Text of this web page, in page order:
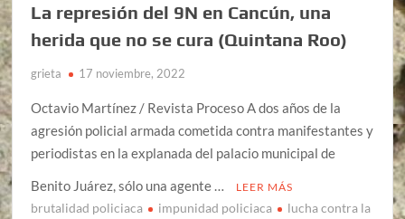
La represión del 9N en Cancún, una
herida que no se cura (Quintana Roo)
grieta 17 noviembre, 2022
Octavio Martínez / Revista Proceso A dos años de la
agresión policial armada cometida contra manifestantes y
periodistas en la explanada del palacio municipal de
Benito Juárez, sólo una agente …
LEER MÁS
brutalidad policiaca impunidad policiaca
lucha contra la